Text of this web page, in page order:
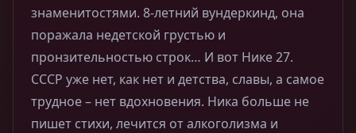
знаменитостями. 8-летний вундеркинд, она
поражала недетской грустью и
пронзительностью строк… И вот Нике 27.
СССР уже нет, как нет и детства, славы, а самое
трудное – нет вдохновения. Ника больше не
пишет стихи, лечится от алкоголизма и